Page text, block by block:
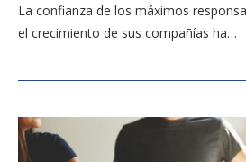
La confianza de los máximos
el crecimiento de sus compañías ha…